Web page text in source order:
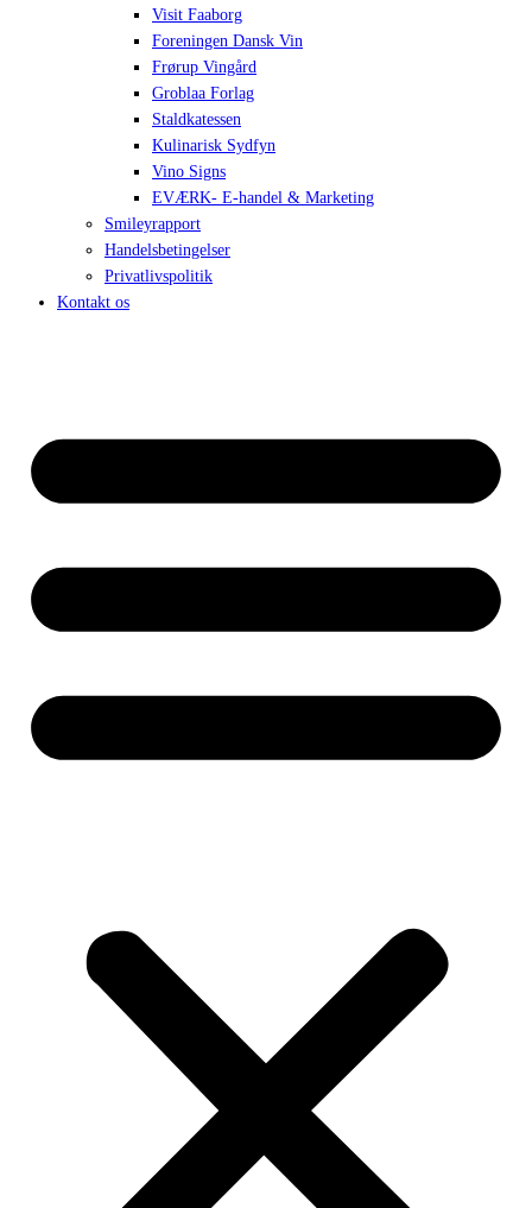
Visit Faaborg
Foreningen Dansk Vin
Frørup Vingård
Groblaa Forlag
Staldkatessen
Kulinarisk Sydfyn
Vino Signs
EVÆRK- E-handel & Marketing
Smileyrapport
Handelsbetingelser
Privatlivspolitik
Kontakt os